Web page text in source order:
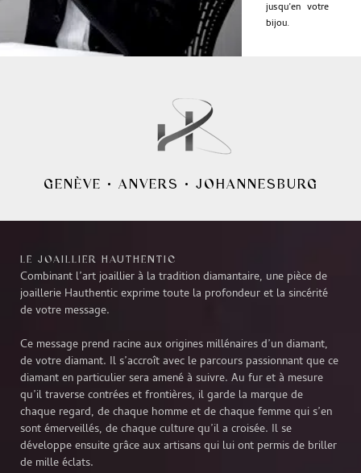
jusqu’en votre
bijou.
GENÈVE • ANVERS • JOHANNESBURG
LE JOAILLIER HAUTHENTIC
Combinant l’art joaillier à la tradition diamantaire, une pièce de
joaillerie Hauthentic exprime toute la profondeur et la sincérité
de votre message.
Ce message prend racine aux origines millénaires d’un diamant,
de votre diamant. Il s’accroît avec le parcours passionnant que ce
diamant en particulier sera amené à suivre. Au fur et à mesure
qu’il traverse contrées et frontières, il garde la marque de
chaque regard, de chaque homme et de chaque femme qui s’en
sont émerveillés, de chaque culture qu’il a croisée. Il se
développe ensuite grâce aux artisans qui lui ont permis de briller
de mille éclats.